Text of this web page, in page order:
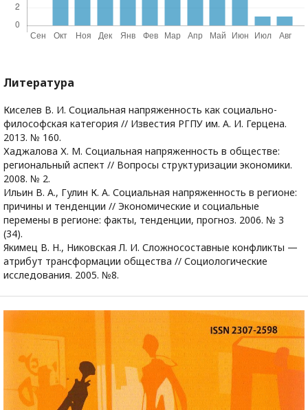
Литература
Киселев В. И. Социальная напряженность как социально-
философская категория // Известия РГПУ им. А. И. Герцена.
2013. № 160.
Хаджалова Х. М. Социальная напряженность в обществе:
региональный аспект // Вопросы структуризации экономики.
2008. № 2.
Ильин В. А., Гулин К. А. Социальная напряженность в регионе:
причины и тенденции // Экономические и социальные
перемены в регионе: факты, тенденции, прогноз. 2006. № 3
(34).
Якимец В. Н., Никовская Л. И. Сложносоставные конфликты —
атрибут трансформации общества // Социологические
исследования. 2005. №8.